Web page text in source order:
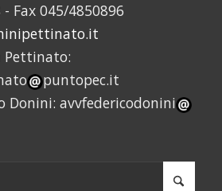
Fax 045/4850896
Pettinato:
puntopec.it
Donini: avvfedericodonini